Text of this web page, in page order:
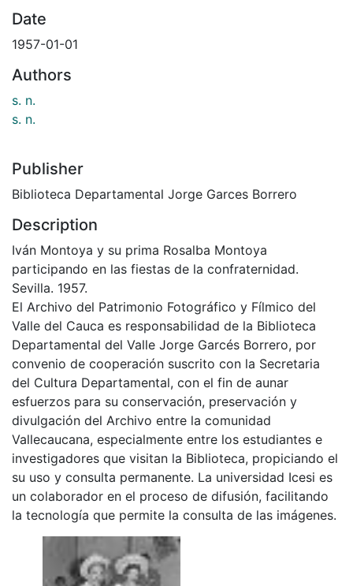
Date
1957-01-01
Authors
s. n.
s. n.
Publisher
Biblioteca Departamental Jorge Garces Borrero
Description
Iván Montoya y su prima Rosalba Montoya
participando en las fiestas de la confraternidad.
Sevilla. 1957.
El Archivo del Patrimonio Fotográfico y Fílmico del
Valle del Cauca es responsabilidad de la Biblioteca
Departamental del Valle Jorge Garcés Borrero, por
convenio de cooperación suscrito con la Secretaria
del Cultura Departamental, con el fin de aunar
esfuerzos para su conservación, preservación y
divulgación del Archivo entre la comunidad
Vallecaucana, especialmente entre los estudiantes e
investigadores que visitan la Biblioteca, propiciando el
su uso y consulta permanente. La universidad Icesi es
un colaborador en el proceso de difusión, facilitando
la tecnología que permite la consulta de las imágenes.